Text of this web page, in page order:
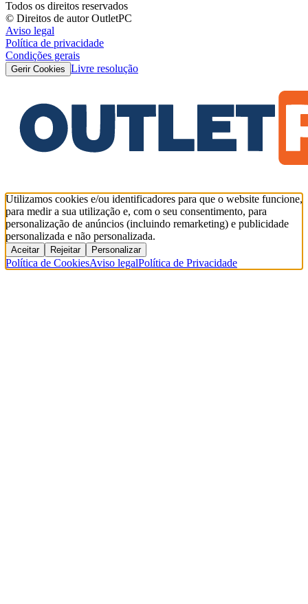
Todos os direitos reservados
© Direitos de autor OutletPC
Aviso legal
Política de privacidade
Condições gerais
Gerir Cookies Livre resolução
Utilizamos cookies e/ou identificadores para que o website funcione,
para medir a sua utilização e, com o seu consentimento, para
personalização de anúncios (incluindo remarketing) e publicidade
personalizada e não personalizada.
Aceitar Rejeitar Personalizar
Política de CookiesAviso legalPolítica de Privacidade